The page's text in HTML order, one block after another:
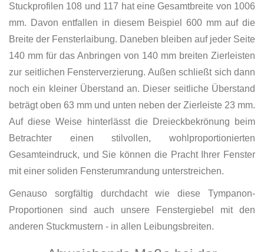
Stuckprofilen 108 und 117 hat eine Gesamtbreite von 1006
mm. Davon entfallen in diesem Beispiel 600 mm auf die
Breite der Fensterlaibung. Daneben bleiben auf jeder Seite
140 mm für das Anbringen von 140 mm breiten Zierleisten
zur seitlichen Fensterverzierung. Außen schließt sich dann
noch ein kleiner Überstand an. Dieser seitliche Überstand
beträgt oben 63 mm und unten neben der Zierleiste 23 mm.
Auf diese Weise hinterlässt die Dreieckbekrönung beim
Betrachter einen stilvollen, wohlproportionierten
Gesamteindruck, und Sie können die Pracht Ihrer Fenster
mit einer soliden Fensterumrandung unterstreichen.
Genauso sorgfältig durchdacht wie diese Tympanon-
Proportionen sind auch unsere Fenstergiebel mit den
anderen Stuckmustern - in allen Leibungsbreiten.